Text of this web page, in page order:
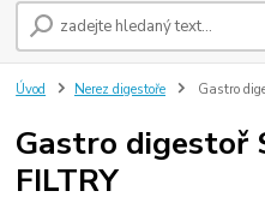
Úvod Nerez digestoře Gastro
Gastro digestoř
FILTRY